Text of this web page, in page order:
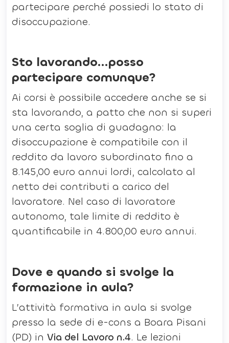
partecipare perché possiedi lo stato di
disoccupazione.
Sto lavorando…posso
partecipare comunque?
Ai corsi è possibile accedere anche se si
sta lavorando, a patto che non si superi
una certa soglia di guadagno: la
disoccupazione è compatibile con il
reddito da lavoro subordinato fino a
8.145,00 euro annui lordi, calcolato al
netto dei contributi a carico del
lavoratore. Nel caso di lavoratore
autonomo, tale limite di reddito è
quantificabile in 4.800,00 euro annui.
Dove e quando si svolge la
formazione in aula?
L’attività formativa in aula si svolge
presso la sede di e-cons a Boara Pisani
(PD) inVia del Lavoro n.4. Le lezioni